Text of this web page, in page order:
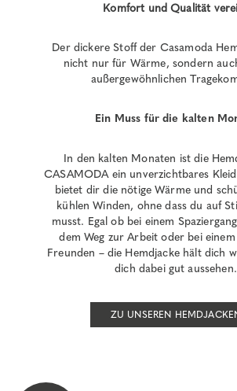
Komfort und Qualität
Der dickere Stoff der Casamoda
nicht nur für Wärme, sondern
außergewöhnlichen
Ein Muss für die kalten
In den kalten Monaten ist die
CASAMODA ein unverzichtbares
bietet dir die nötige Wärme und
kühlen Winden, ohne dass du auf
musst. Egal ob bei einem
dem Weg zur Arbeit oder bei
Freunden – die Hemdjacke hält dich
dich dabei gut aussehen.
ZU UNSEREN